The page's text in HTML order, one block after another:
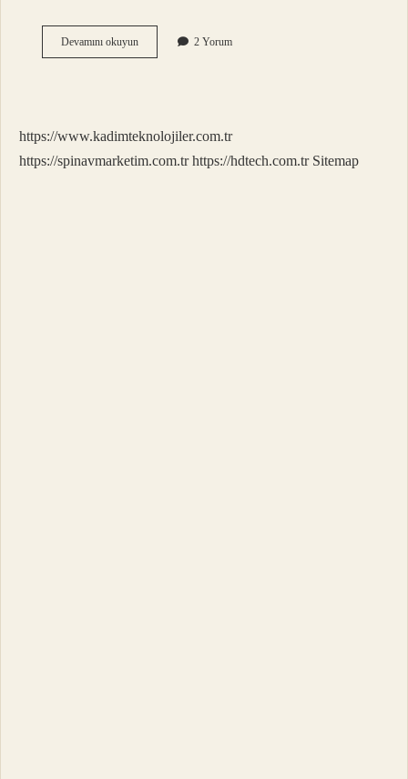
Devamını okuyunKaldıraç
Oranı
Nedir
2 Yorum
https://www.kadimteknolojiler.com.tr
https://spinavmarketim.com.tr https://hdtech.com.tr Sitemap